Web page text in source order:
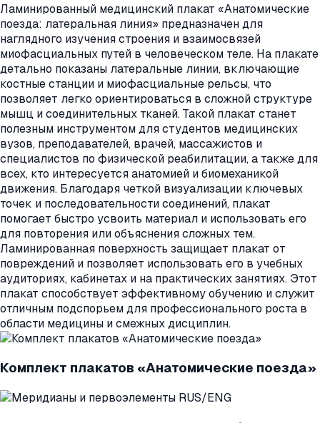
Ламинированный медицинский плакат «Анатомические
поезда: латеральная линия» предназначен для
наглядного изучения строения и взаимосвязей
миофасциальных путей в человеческом теле. На плакате
детально показаны латеральные линии, включающие
костные станции и миофасциальные рельсы, что
позволяет легко ориентироваться в сложной структуре
мышц и соединительных тканей. Такой плакат станет
полезным инструментом для студентов медицинских
вузов, преподавателей, врачей, массажистов и
специалистов по физической реабилитации, а также для
всех, кто интересуется анатомией и биомеханикой
движения. Благодаря четкой визуализации ключевых
точек и последовательности соединений, плакат
помогает быстро усвоить материал и использовать его
для повторения или объяснения сложных тем.
Ламинированная поверхность защищает плакат от
повреждений и позволяет использовать его в учебных
аудиториях, кабинетах и на практических занятиях. Этот
плакат способствует эффективному обучению и служит
отличным подспорьем для профессионального роста в
области медицины и смежных дисциплин.
Комплект плакатов «Анатомические поезда»